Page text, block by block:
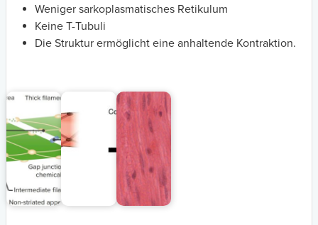
Weniger sarkoplasmatisches Retikulum
Keine T-Tubuli
Die Struktur ermöglicht eine anhaltende Kontraktion.